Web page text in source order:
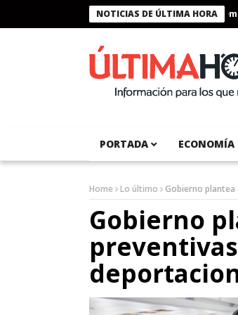
NOTICIAS DE ÚLTIMA HORA
Presidente Bukele condecora a
PORTADA ECONOMÍA
Home Lo último Gobierno plantea
Gobierno